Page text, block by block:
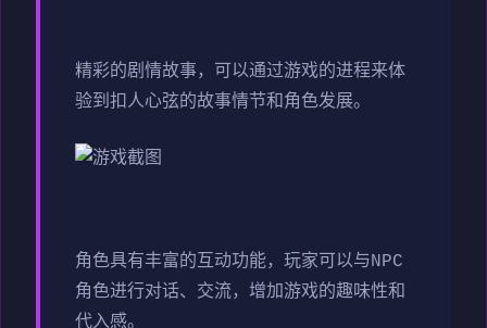
精彩的剧情故事，可以通过游戏的进程来体
验到扣人心弦的故事情节和角色发展。
角色具有丰富的互动功能，玩家可以与NPC
角色进行对话、交流，增加游戏的趣味性和
代入感。